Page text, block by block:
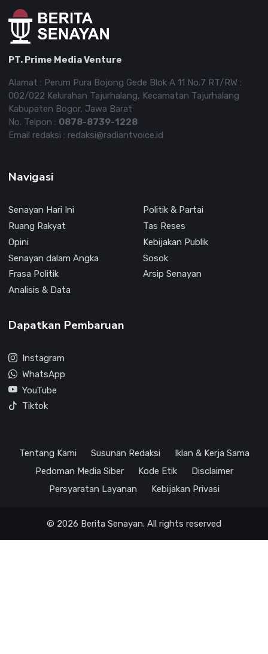
PT. Prime Media Venture
Alamat : Perum Pura Bojong Gede Blok A 11 No.7 RT/RW :
002/022 Kelurahan Tajurhalang, Kecamatan Tajurhalang
Kabupaten Bogor, Jawa Barat
No. Telpon : 0878-8739-1228
Email redaksi : redaksi@radiantvoice.id
Navigasi
Senayan Hari Ini
Politik & Partai
Ruang Rakyat
Tas Reses
Opini
Kebijakan Publik
Senayan dalam Angka
Sosok
Frasa Politik
Arsip Senayan
Analisis & Data
Dapatkan Pembaruan
Instagram
WhatsApp
YouTube
Tiktok
Tentang Kami Susunan Redaksi
Iklan & Kerja Sama
Pedoman Media Siber
Kode Etik
Disclaimer
Persyaratan Layanan
Kebijakan Privasi
© 2026 Berita Senayan. All rights reserved